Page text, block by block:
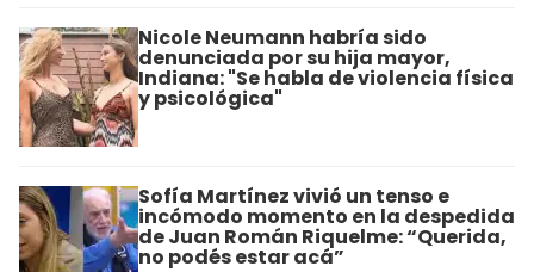
Nicole Neumann habría sido
denunciada por su hija mayor,
Indiana: "Se habla de violencia física
y psicológica"
Sofía Martínez vivió un tenso e
incómodo momento en la despedida
de Juan Román Riquelme: “Querida,
no podés estar acá”